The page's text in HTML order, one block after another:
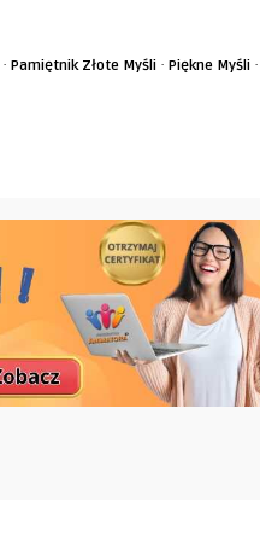
· Pamiętnik Złote Myśli · Piękne Myśli ·